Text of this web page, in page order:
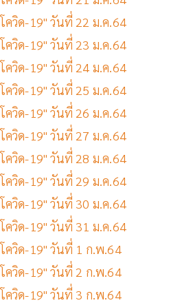
ควิด-19" วันที่ 22 ม.ค.64
ควิด-19" วันที่ 23 ม.ค.64
ควิด-19" วันที่ 24 ม.ค.64
ควิด-19" วันที่ 25 ม.ค.64
ควิด-19" วันที่ 26 ม.ค.64
ควิด-19" วันที่ 27 ม.ค.64
ควิด-19" วันที่ 28 ม.ค.64
ควิด-19" วันที่ 29 ม.ค.64
ควิด-19" วันที่ 30 ม.ค.64
ควิด-19" วันที่ 31 ม.ค.64
ควิด-19" วันที่ 1 ก.พ.64
ควิด-19" วันที่ 2 ก.พ.64
ควิด-19" วันที่ 3 ก.พ.64